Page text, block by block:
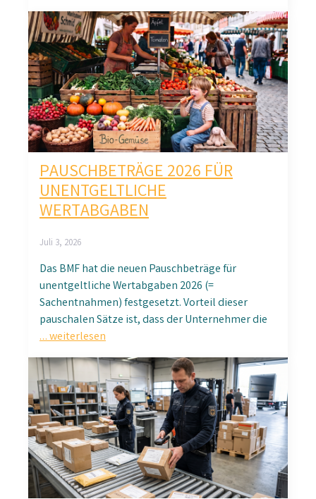
PAUSCHBETRÄGE 2026 FÜR
UNENTGELTLICHE
WERTABGABEN
Juli 3, 2026
Das BMF hat die neuen Pauschbeträge für
unentgeltliche Wertabgaben 2026 (=
Sachentnahmen) festgesetzt. Vorteil dieser
pauschalen Sätze ist, dass der Unternehmer die
… weiterlesen